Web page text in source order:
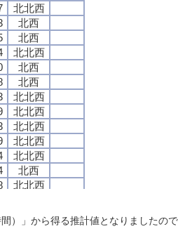
北北西
北西
北西
北北西
北西
北西
北北西
北北西
北北西
北北西
北北西
北西
北北西
北北西
北西
北北西
北西
北西
北北西
北西
北西
北北西
北北西
北北西
北北西
北北西
北西
北北西
北北西
北西
北北西
北西
北西
北北西
北西
北西
北北西
北北西
北北西
北北西
北北西
北西
北北西
北北西
北西
北北西
北西
北西
北北西
北西
北西
北北西
北北西
北北西
北北西
北北西
北西
北北西
北北西
北西
）」から得る推計値となりましたの